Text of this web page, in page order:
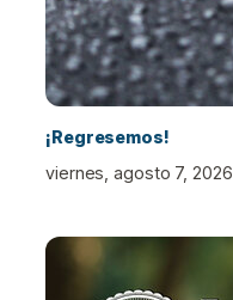
¡Regresemos!
viernes, agosto 7, 2026